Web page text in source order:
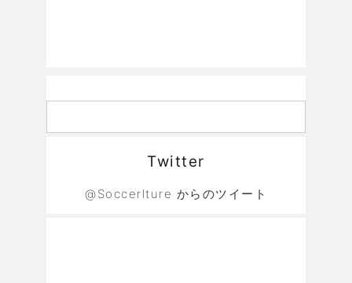
Twitter
@Soccerlture からのツイート